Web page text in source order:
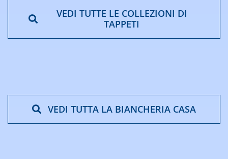
VEDI TUTTE LE COLLEZIONI DI
TAPPETI
VEDI TUTTA LA BIANCHERIA CASA